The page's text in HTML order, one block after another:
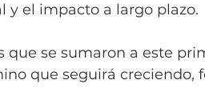
y el impacto a largo plazo.
que se sumaron a este
que seguirá